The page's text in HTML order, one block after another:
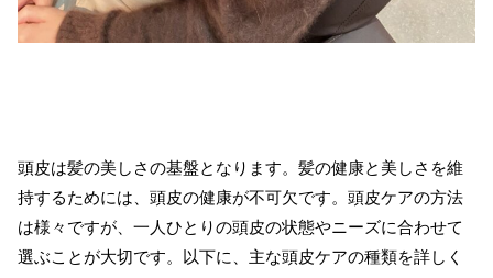
頭皮は髪の美しさの基盤となります。髪の健康と美しさを維
持するためには、頭皮の健康が不可欠です。頭皮ケアの方法
は様々ですが、一人ひとりの頭皮の状態やニーズに合わせて
選ぶことが大切です。以下に、主な頭皮ケアの種類を詳しく